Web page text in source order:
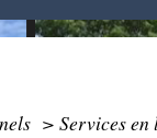
> Services